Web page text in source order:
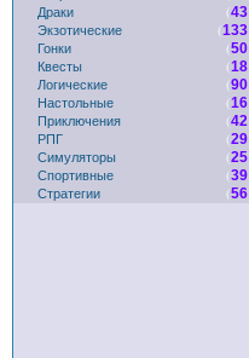
Драки
(43
Экзотические
(133
Гонки
(50
Квесты
(18
Логические
(90
Настольные
(16
Приключения
(42
РПГ
(29
Симуляторы
(25
Спортивные
(39
Стратегии
(56